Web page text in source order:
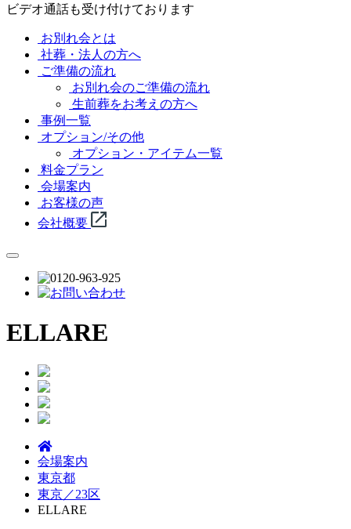
ビデオ通話も受け付けております
お別れ会とは
社葬・法人の方へ
ご準備の流れ
お別れ会のご準備の流れ
生前葬をお考えの方へ
事例一覧
オプション/その他
オプション・アイテム一覧
料金プラン
会場案内
お客様の声
会社概要
ELLARE
会場案内
東京都
東京／23区
ELLARE